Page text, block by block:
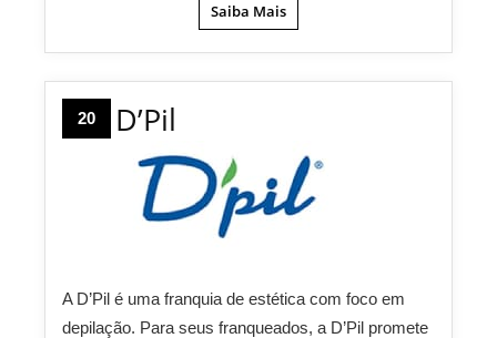
Saiba Mais
20 D’Pil
A D’Pil é uma franquia de estética com foco em
depilação. Para seus franqueados, a D’Pil promete